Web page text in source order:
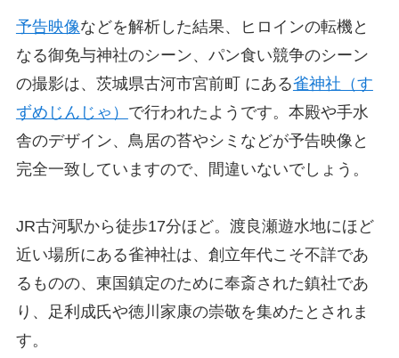
予告映像などを解析した結果、ヒロインの転機と
なる御免与神社のシーン、パン食い競争のシーン
の撮影は、茨城県古河市宮前町 にある雀神社（す
ずめじんじゃ） で行われたようです。本殿や手水
舎のデザイン、鳥居の苔やシミなどが予告映像と
完全一致していますので、間違いないでしょう。
JR古河駅から徒歩17分ほど。渡良瀬遊水地にほど
近い場所にある雀神社は、創立年代こそ不詳であ
るものの、東国鎮定のために奉斎された鎮社であ
り、足利成氏や徳川家康の崇敬を集めたとされま
す。